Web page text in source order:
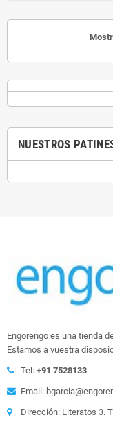
NUESTROS
Engorengo es una tienda
Estamos a vuestra
Tel: +91 7528133
Email:
Dirección: Literatos 3.